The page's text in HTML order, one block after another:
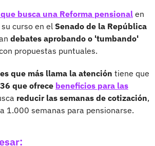
busca una Reforma pensional en
curso en el Senado de la República
debates aprobando o 'tumbando'
propuestas puntuales.
que más llama la atención tiene que
que ofrece beneficios para las
reducir las semanas de cotización,
1.000 semanas para pensionarse.